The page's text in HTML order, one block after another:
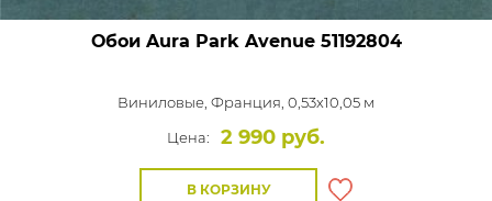
Обои Aura Park Avenue51192804
Виниловые, Франция, 0,53x10,05 м
Цена:
2 990 руб.
В КОРЗИНУ